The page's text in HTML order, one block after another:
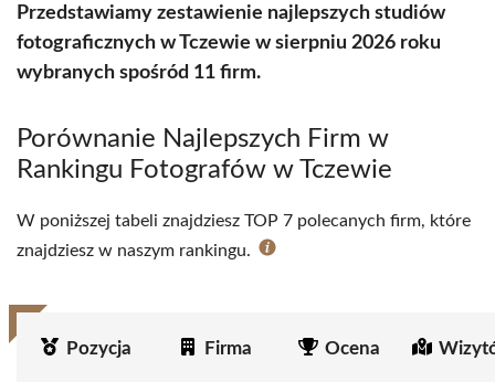
Przedstawiamy zestawienie najlepszych studiów
fotograficznych w Tczewie w sierpniu 2026 roku
wybranych spośród 11 firm.
Porównanie Najlepszych Firm w
Rankingu Fotografów w Tczewie
W poniższej tabeli znajdziesz TOP 7 polecanych firm, które
znajdziesz w naszym rankingu.
Pozycja Firma Ocena